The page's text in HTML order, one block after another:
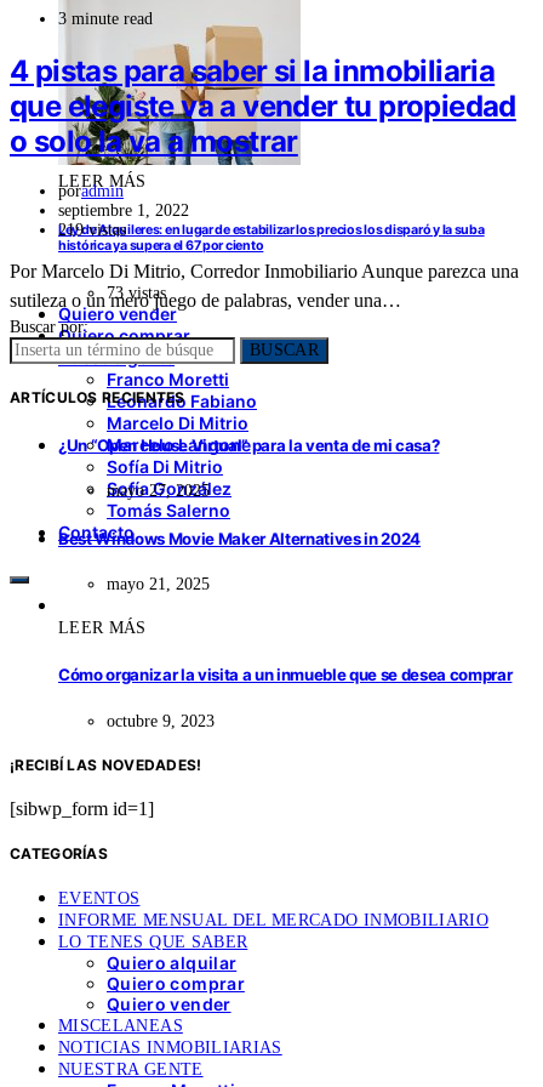
LEER MÁS
Ley de Alquileres: en lugar de estabilizar los precios los disparó y la suba
histórica ya supera el 67 por ciento
73 vistas
Quiero vender
Quiero comprar
Nuestra gente
Franco Moretti
Leonardo Fabiano
Marcelo Di Mitrio
Marcelo Langone
Sofía Di Mitrio
Sofía González
Tomás Salerno
Contacto
3 minute read
4 pistas para saber si la inmobiliaria
que elegiste va a vender tu propiedad
o solo la va a mostrar
poradmin
septiembre 1, 2022
219 vistas
Por Marcelo Di Mitrio, Corredor Inmobiliario Aunque parezca una
sutileza o un mero juego de palabras, vender una…
Buscar por:
BUSCAR
ARTÍCULOS RECIENTES
¿Un “Open House Virtual” para la venta de mi casa?
mayo 27, 2025
Best Windows Movie Maker Alternatives in 2024
mayo 21, 2025
LEER MÁS
Cómo organizar la visita a un inmueble que se desea comprar
octubre 9, 2023
¡RECIBÍ LAS NOVEDADES!
[sibwp_form id=1]
CATEGORÍAS
EVENTOS
INFORME MENSUAL DEL MERCADO INMOBILIARIO
LO TENES QUE SABER
Quiero alquilar
Quiero comprar
Quiero vender
MISCELANEAS
NOTICIAS INMOBILIARIAS
NUESTRA GENTE